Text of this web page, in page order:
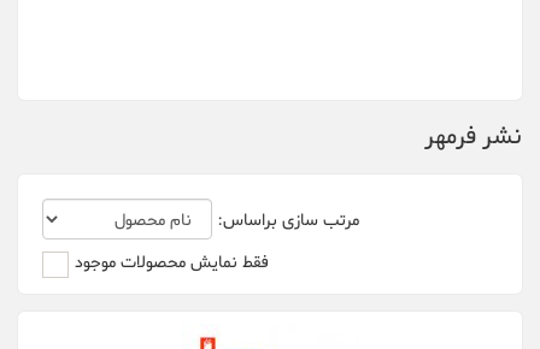
نشر فرمهر
مرتب سازی براساس:
فقط نمایش محصولات موجود